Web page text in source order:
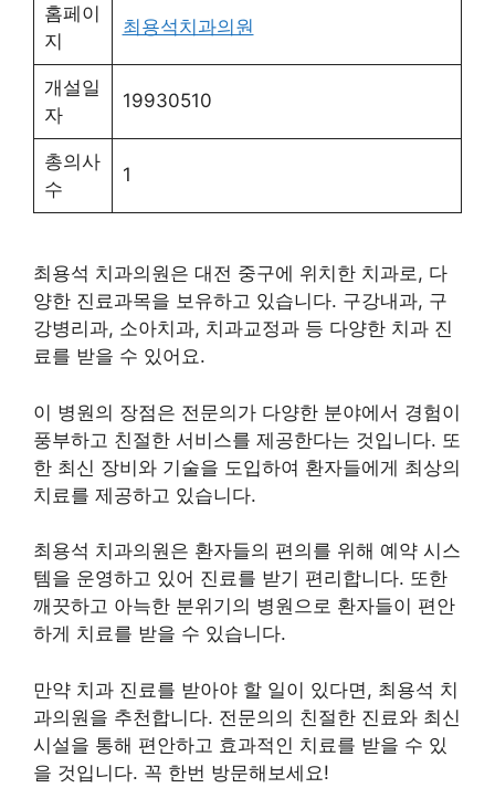
홈페이
지
최용석치과의원
개설일
자
19930510
총의사
수
1
최용석 치과의원은 대전 중구에 위치한 치과로, 다
양한 진료과목을 보유하고 있습니다. 구강내과, 구
강병리과, 소아치과, 치과교정과 등 다양한 치과 진
료를 받을 수 있어요.
이 병원의 장점은 전문의가 다양한 분야에서 경험이
풍부하고 친절한 서비스를 제공한다는 것입니다. 또
한 최신 장비와 기술을 도입하여 환자들에게 최상의
치료를 제공하고 있습니다.
최용석 치과의원은 환자들의 편의를 위해 예약 시스
템을 운영하고 있어 진료를 받기 편리합니다. 또한
깨끗하고 아늑한 분위기의 병원으로 환자들이 편안
하게 치료를 받을 수 있습니다.
만약 치과 진료를 받아야 할 일이 있다면, 최용석 치
과의원을 추천합니다. 전문의의 친절한 진료와 최신
시설을 통해 편안하고 효과적인 치료를 받을 수 있
을 것입니다. 꼭 한번 방문해보세요!